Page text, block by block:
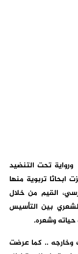
تحت التنضيد
ابحاثا تربوية منها
القيم من خلال
بين التأسيس
وشعره.
وخارجه .. كما عرضت